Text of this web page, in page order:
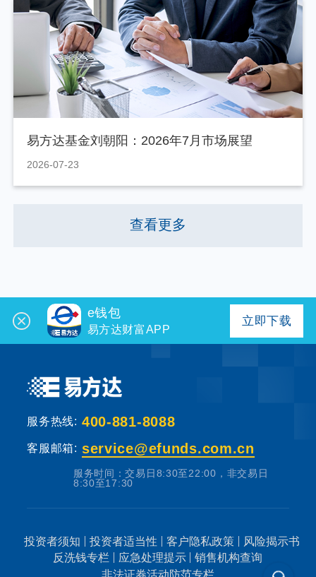
易方达基金刘朝阳：2026年7月市场展望
2026-07-23
查看更多
e钱包
易方达财富APP
立即下载
服务热线: 400-881-8088
客服邮箱: service@efunds.com.cn
服务时间：交易日8:30至22:00，非交易日
8:30至17:30
投资者须知 投资者适当性 客户隐私政策
风险揭示书
反洗钱专栏
应急处理提示
销售机构查询